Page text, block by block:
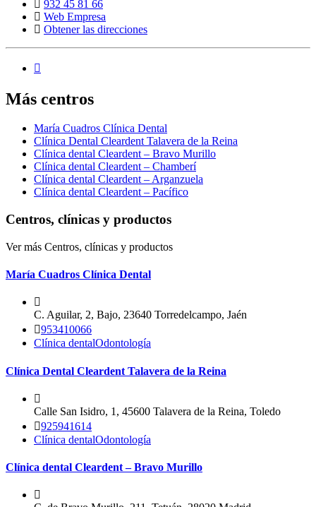
932 45 81 66
Web Empresa
Obtener las direcciones
Más centros
María Cuadros Clínica Dental
Clínica Dental Cleardent Talavera de la Reina
Clínica dental Cleardent – Bravo Murillo
Clínica dental Cleardent – Chamberí
Clínica dental Cleardent – Arganzuela
Clínica dental Cleardent – Pacífico
Centros, clínicas y productos
Ver más Centros, clínicas y productos
María Cuadros Clínica Dental
C. Aguilar, 2, Bajo, 23640 Torredelcampo, Jaén
953410066
Clínica dentalOdontología
Clínica Dental Cleardent Talavera de la Reina
Calle San Isidro, 1, 45600 Talavera de la Reina, Toledo
925941614
Clínica dentalOdontología
Clínica dental Cleardent – Bravo Murillo